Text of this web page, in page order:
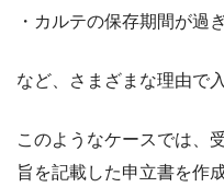
・カルテの保存期間が過
など、さまざまな理由で
このようなケースでは、
旨を記載した申立書を作